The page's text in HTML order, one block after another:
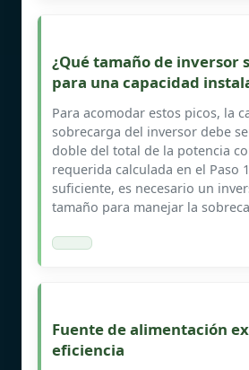
¿Qué tamaño de inversor
para una capacidad
Para acomodar estos picos, la
sobrecarga del inversor debe
doble del total de la potencia
requerida calculada en el Paso
suficiente, es necesario un
tamaño para manejar la
Fuente de alimentación
eficiencia